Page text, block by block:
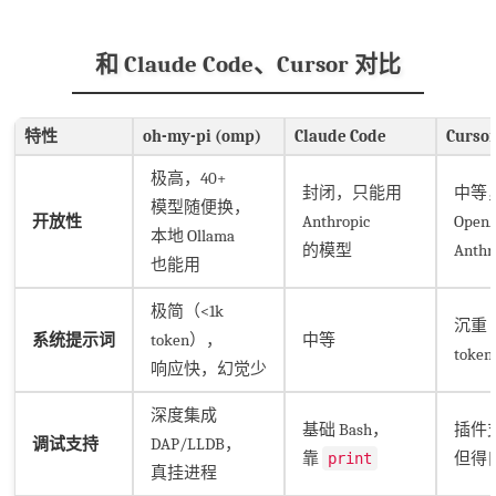
和 Claude Code、Cursor 对比
特性 oh-my-pi (omp) Claude Code Cursor
开放性
极高，40+
模型随便换，
本地 Ollama
也能用
封闭，只能用
Anthropic
的模型
中等
系统提示词
极简（<1k
token），
响应快，幻觉少
中等
沉重
调试支持
深度集成
DAP/LLDB，
真挂进程
基础 Bash，
靠 print
插件
但得